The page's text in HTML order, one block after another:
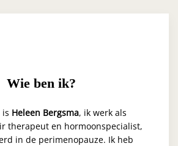
Wie ben ik?
Heleen Bergsma, ik werk als
therapeut en hormoonspecialist,
in de perimenopauze. Ik heb